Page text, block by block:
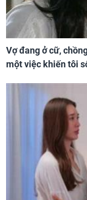
Vợ đang ở cữ,
một việc khiến tôi